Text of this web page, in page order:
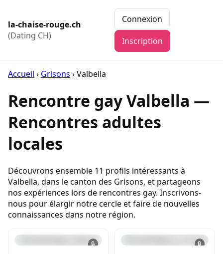
la-chaise-rouge.ch
(Dating CH)
Connexion
Inscription
Accueil › Grisons ›Valbella
Rencontre gay Valbella —
Rencontres adultes
locales
Découvrons ensemble 11 profils intéressants à
Valbella, dans le canton des Grisons, et partageons
nos expériences lors de rencontres gay. Inscrivons-
nous pour élargir notre cercle et faire de nouvelles
connaissances dans notre région.
🔒 🔒